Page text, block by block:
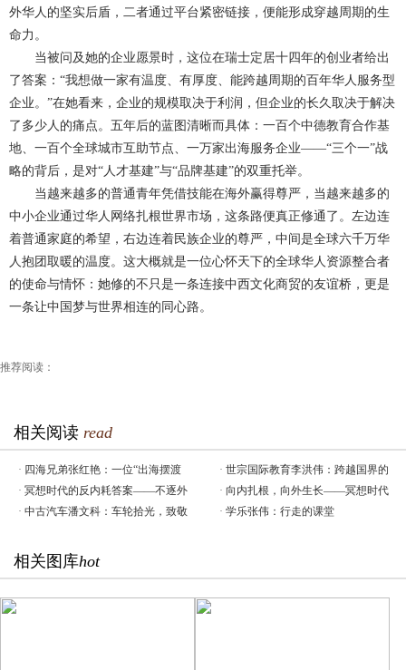
外华人的坚实后盾，二者通过平台紧密链接，便能形成穿越周期的生
命力。
当被问及她的企业愿景时，这位在瑞士定居十四年的创业者给出
了答案：“我想做一家有温度、有厚度、能跨越周期的百年华人服务型
企业。”在她看来，企业的规模取决于利润，但企业的长久取决于解决
了多少人的痛点。五年后的蓝图清晰而具体：一百个中德教育合作基
地、一百个全球城市互助节点、一万家出海服务企业——“三个一”战
略的背后，是对“人才基建”与“品牌基建”的双重托举。
当越来越多的普通青年凭借技能在海外赢得尊严，当越来越多的
中小企业通过华人网络扎根世界市场，这条路便真正修通了。左边连
着普通家庭的希望，右边连着民族企业的尊严，中间是全球六千万华
人抱团取暖的温度。这大概就是一位心怀天下的全球华人资源整合者
的使命与情怀：她修的不只是一条连接中西文化商贸的友谊桥，更是
一条让中国梦与世界相连的同心路。
推荐阅读：
相关阅读 read
· 四海兄弟张红艳：一位“出海摆渡 · 世宗国际教育李洪伟：跨越国界的
· 冥想时代的反内耗答案——不逐外 · 向内扎根，向外生长——冥想时代
· 中古汽车潘文科：车轮拾光，致敬 · 学乐张伟：行走的课堂
相关图库hot